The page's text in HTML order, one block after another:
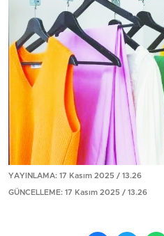
YAYINLAMA: 17 Kasım 2025 / 13.26
GÜNCELLEME: 17 Kasım 2025 / 13.26